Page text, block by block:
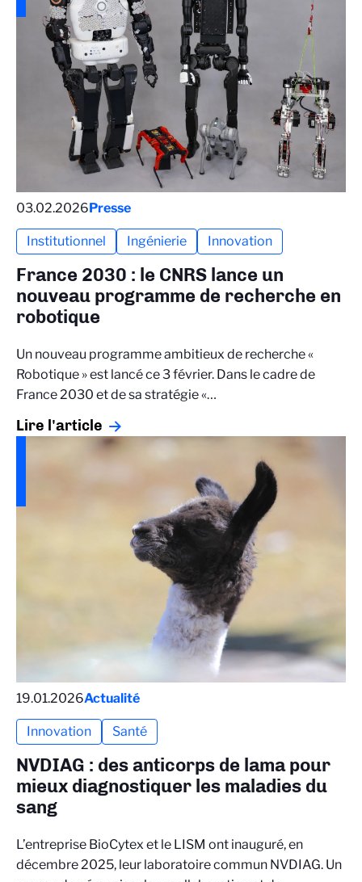
03.02.2026Presse
Institutionnel Ingénierie Innovation
France 2030 : le CNRS lance un
nouveau programme de recherche en
robotique
Un nouveau programme ambitieux de recherche «
Robotique » est lancé ce 3 février. Dans le cadre de
France 2030 et de sa stratégie «…
Lire l'article
19.01.2026Actualité
Innovation Santé
NVDIAG : des anticorps de lama pour
mieux diagnostiquer les maladies du
sang
L’entreprise BioCytex et le LISM ont inauguré, en
décembre 2025, leur laboratoire commun NVDIAG. Un